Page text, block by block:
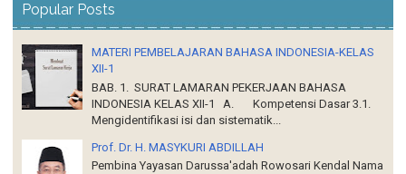
Popular Posts
MATERI PEMBELAJARAN BAHASA INDONESIA-KELAS
XII-1
BAB. 1. SURAT LAMARAN PEKERJAAN BAHASA
INDONESIA KELAS XII-1 A. Kompetensi Dasar 3.1.
Mengidentifikasi isi dan sistematik...
Prof. Dr. H. MASYKURI ABDILLAH
Pembina Yayasan Darussa'adah Rowosari Kendal Nama